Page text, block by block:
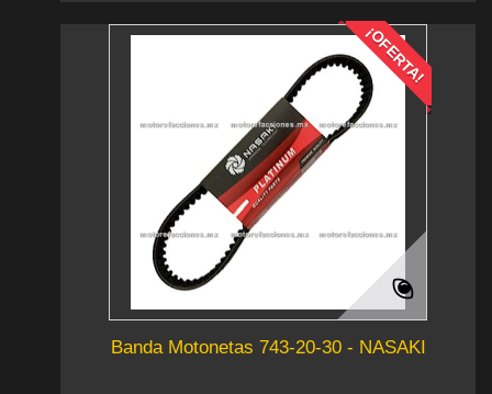
¡OFERTA!
Banda Motonetas 743-20-30 - NASAKI